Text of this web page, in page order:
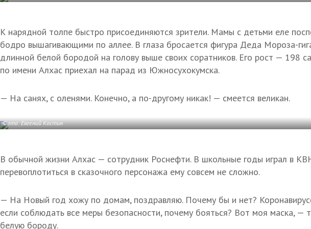
К нарядной толпе быстро присоединяются зрители. Мамы с детьми еле
бодро вышагивающими по аллее. В глаза бросается фигура Деда Мороза-
длинной белой бородой на голову выше своих соратников. Его рост — 198
по имени Алхас приехал на парад из Южносухокумска.
— На санях, с оленями. Конечно, а по-другому никак! — смеется великан.
Фото: Евгений Костин
В обычной жизни Алхас — сотрудник Роснефти. В школьные годы играл в
перевоплотиться в сказочного персонажа ему совсем не сложно.
— На Новый год хожу по домам, поздравляю. Почему бы и нет?
если соблюдать все меры безопасности, почему бояться? Вот моя маска, —
белую бороду.